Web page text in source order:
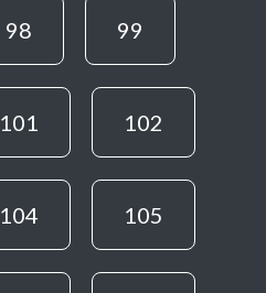
98 99
101 102
104 105